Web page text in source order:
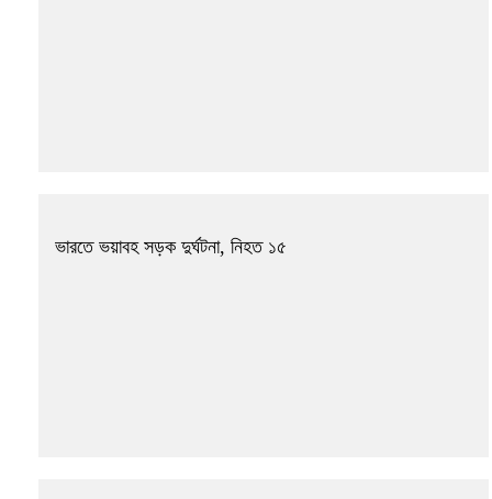
ভারতে ভয়াবহ সড়ক দুর্ঘটনা, নিহত ১৫